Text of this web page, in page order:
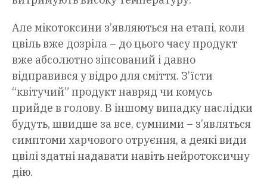
Але мікотоксини з’являються на етапі, коли
цвіль вже дозріла – до цього часу продукт
вже абсолютно зіпсований і давно
відправився у відро для сміття. З’їсти
“квітучий” продукт навряд чи комусь
прийде в голову. В іншому випадку наслідки
будуть, швидше за все, сумними – з’являться
симптоми харчового отруєння, а деякі види
цвілі здатні надавати навіть нейротоксичну
дію.